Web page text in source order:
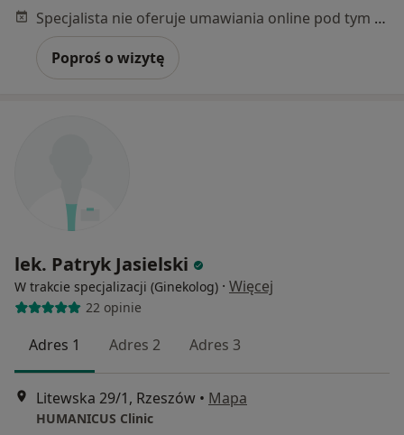
Specjalista nie oferuje umawiania online pod tym adresem.
Poproś o wizytę
lek. Patryk Jasielski
W trakcie specjalizacji (Ginekolog) · Więcej
22 opinie
Adres 1 Adres 2 Adres 3
Litewska 29/1, Rzeszów • Mapa
HUMANICUS Clinic